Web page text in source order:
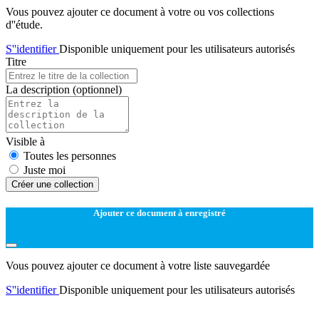
Vous pouvez ajouter ce document à votre ou vos collections
d''étude.
S''identifierDisponible uniquement pour les utilisateurs autorisés
Titre
La description (optionnel)
Visible à
Toutes les personnes
Juste moi
Créer une collection
Ajouter ce document à enregistré
Vous pouvez ajouter ce document à votre liste sauvegardée
S''identifierDisponible uniquement pour les utilisateurs autorisés